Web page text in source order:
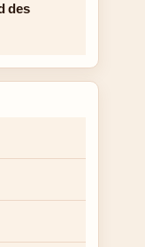
des